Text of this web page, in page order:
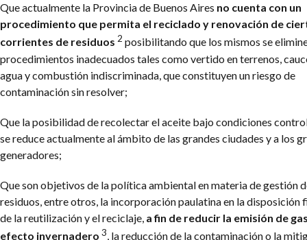
Que actualmente la Provincia de Buenos Aires no cuenta con un
procedimiento que permita el reciclado y renovación de
corrientes de residuos 2 posibilitando que los mismos se
procedimientos inadecuados tales como vertido en terrenos,
agua y combustión indiscriminada, que constituyen un riesgo de
contaminación sin resolver;
Que la posibilidad de recolectar el aceite bajo condiciones
se reduce actualmente al ámbito de las grandes ciudades y a los
generadores;
Que son objetivos de la política ambiental en materia de gestión
residuos, entre otros, la incorporación paulatina en la disposición
de la reutilización y el reciclaje, a fin de reducir la emisión de
efecto invernadero 3, la reducción de la contaminación o la